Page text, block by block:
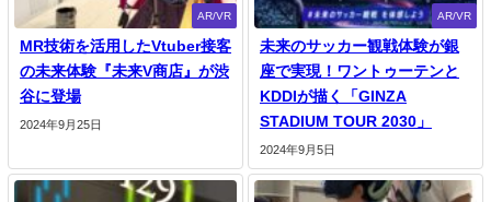
AR/VR
MR技術を活用したVtuber接客
の未来体験『未来V商店』が渋
谷に登場
2024年9月25日
AR/VR
未来のサッカー観戦体験が銀
座で実現！ワントゥーテンと
KDDIが描く「GINZA
STADIUM TOUR 2030」
2024年9月5日